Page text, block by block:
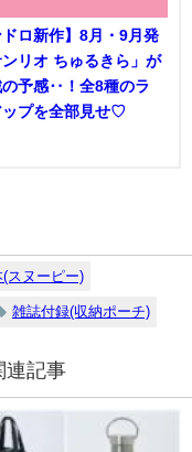
ドロ新作】8月・9月発
リオ ちゅるきら」が
の予感‥！全8種のラ
ップを全部見せ♡
(スヌーピー)
雑誌付録(収納ポーチ)
連記事